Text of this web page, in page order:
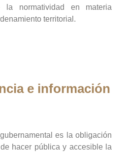
la normatividad en materia
territorial.
e información
es la obligación
hacer pública y accesible la